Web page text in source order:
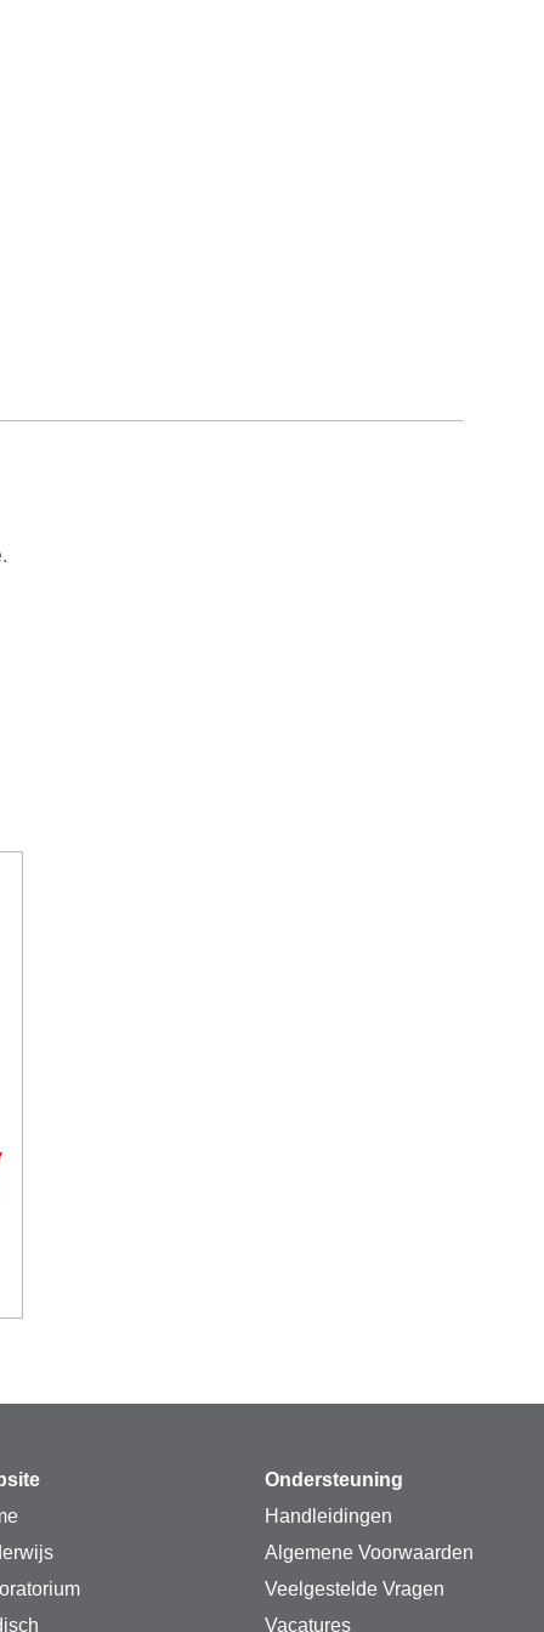
Ondersteuning
Handleidingen
Algemene Voorwaarden
Veelgestelde Vragen
Vacatures